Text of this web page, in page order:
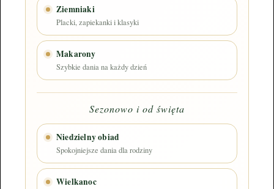
Ziemniaki
Placki, zapiekanki i klasyki
Makarony
Szybkie dania na każdy dzień
Sezonowo i od święta
Niedzielny obiad
Spokojniejsze dania dla rodziny
Wielkanoc